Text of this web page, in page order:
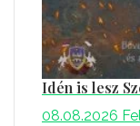
Idén is lesz
08.08.2026